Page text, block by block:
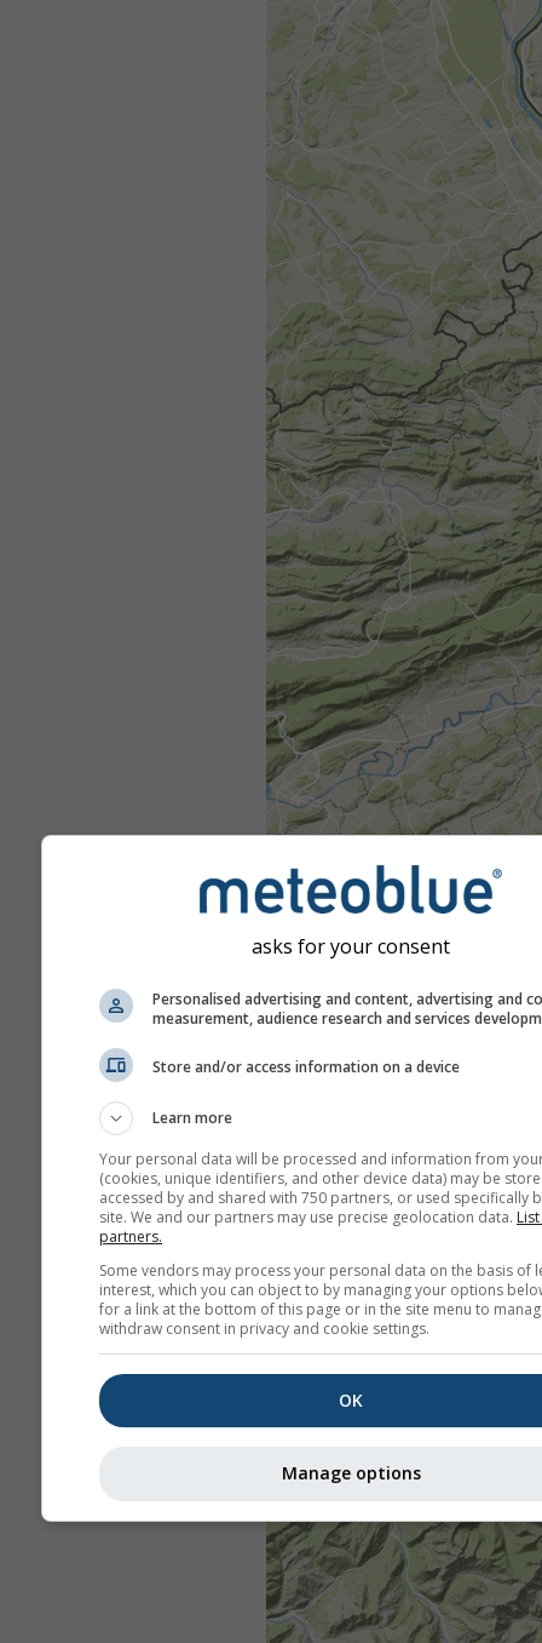
asks for your consent
Personalised advertising and content, advertising and
measurement, audience research and services
Store and/or access information on a device
Learn more
Your personal data will be processed and information from
(cookies, unique identifiers, and other device data) may be
accessed by and shared with 750 partners, or used specifically
site. We and our partners may use precise geolocation data.
partners.
Some vendors may process your personal data on the basis of
interest, which you can object to by managing your options
for a link at the bottom of this page or in the site menu to
withdraw consent in privacy and cookie settings.
OK
Manage options